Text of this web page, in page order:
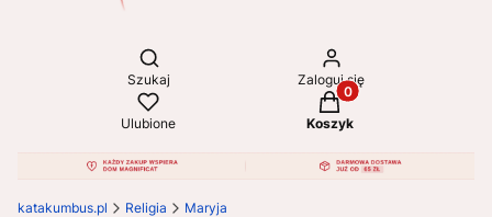
Otwórz wyszukiwarkę
Szukaj Zaloguj się
Ulubione
Produkty w koszyku:
Koszyk
katakumbus.pl Religia Maryja